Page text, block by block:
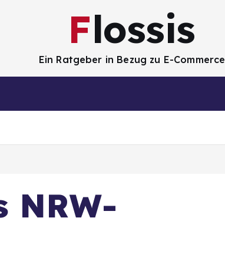
Flossis
Ein Ratgeber in Bezug zu E-Commerce
NRW-